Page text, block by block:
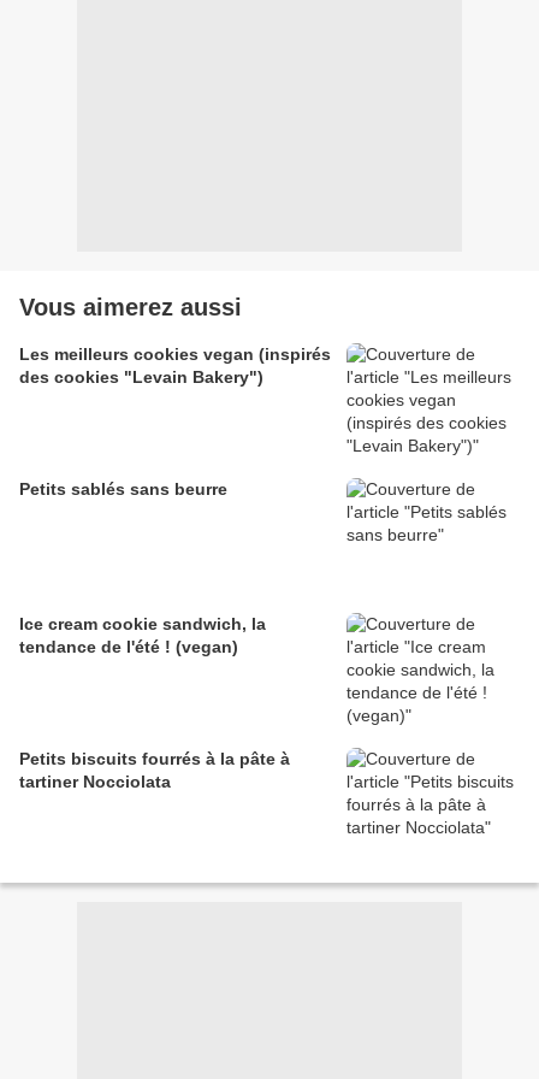
Vous aimerez aussi
Les meilleurs cookies vegan (inspirés
des cookies "Levain Bakery")
Petits sablés sans beurre
Ice cream cookie sandwich, la
tendance de l'été ! (vegan)
Petits biscuits fourrés à la pâte à
tartiner Nocciolata